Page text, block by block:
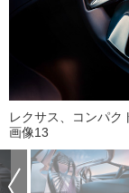
レクサス、コンパク
画像13